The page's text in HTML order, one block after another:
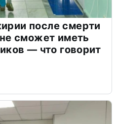
после смерти
сможет иметь
— что говорит